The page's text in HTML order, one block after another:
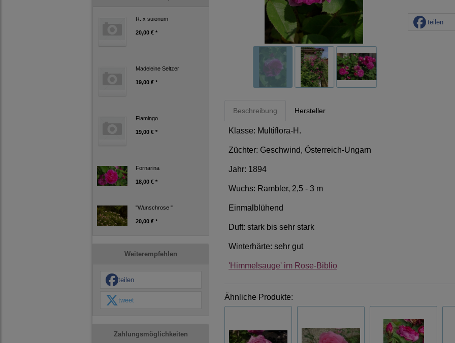
R. x suionum
20,00 € *
Madeleine Seltzer
19,00 € *
Flamingo
19,00 € *
Fornarina
18,00 € *
"Wunschrose "
20,00 € *
Weiterempfehlen
teilen
tweet
Zahlungsmöglichkeiten
teilen
Beschreibung Hersteller
Klasse: Multiflora-H.
Züchter: Geschwind, Österreich-Ungarn
Jahr: 1894
Wuchs: Rambler, 2,5 - 3 m
Einmalblühend
Duft: stark bis sehr stark
Winterhärte: sehr gut
'Himmelsauge' im Rose-Biblio
Ähnliche Produkte: